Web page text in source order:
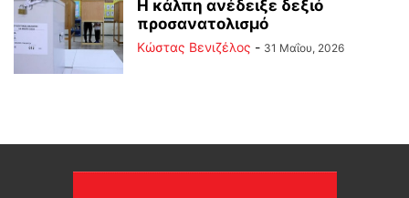
Η κάλπη ανέδειξε δεξιό
προσανατολισμό
Κώστας Βενιζέλος - 31 Μαΐου, 2026